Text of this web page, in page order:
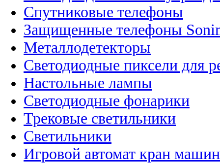
Спутниковые телефоны
Защищенные телефоны
Металлодетекторы
Светодиодные пиксели для
Настольные лампы
Светодиодные фонарики
Трековые светильники
Светильники
Игровой автомат кран